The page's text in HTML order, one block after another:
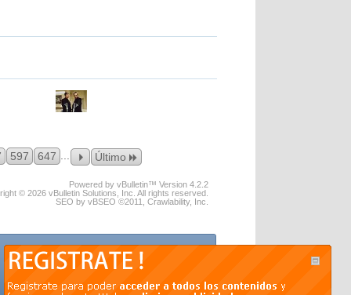
597 647 Último
Powered by vBulletin™ Version 4.2.2
© 2026 vBulletin Solutions, Inc. All rights reserved.
SEO by vBSEO ©2011, Crawlability, Inc.